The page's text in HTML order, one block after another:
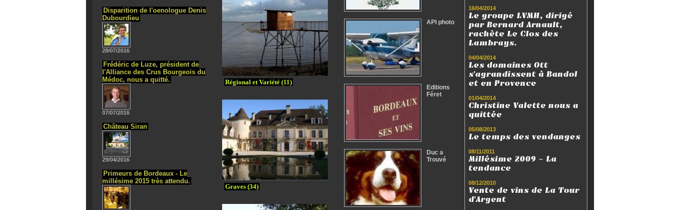
Disparition de l'oenologue Denis
Dubourdieu
28/07/2016
Frédéric de Luze, président de
l'Alliance des Crus Bourgeois du
Médoc, nous a quitté.
07/07/2016
Château Siran
29/04/2016
Primeurs de Bordeaux - Le
millésime 2015 très attendu.
Régional et Variété (11)
Graves (34)
API photo
Editions
Féret
Duc a
Trouvé
16/04/2014
Le groupe LVMH, dirigé
par Bernard Arnault,
rachète Le Clos des
Lambrays.
04/04/2014
Les domaines Ott
s'agrandissent à Bandol
et en Provence
01/04/2014
Christine Valette nous a
quittée
05/08/2013
Le temps des vendanges
08/11/2011
Millésime 2009 - La
tendance
08/12/2010
Vente de vins de La Tour
d'Argent